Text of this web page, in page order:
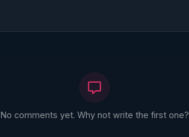
No comments yet. Why not write the first one?